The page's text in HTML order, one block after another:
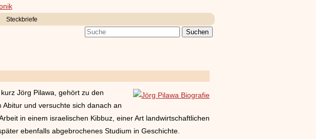
Steckbriefe
Jörg Pilawa, gehört zu den
und versuchte sich danach an
in einem israelischen Kibbuz, einer Art landwirtschaftlichen
ebenfalls abgebrochenes Studium in Geschichte.